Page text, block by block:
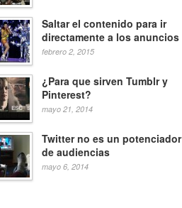
Saltar el contenido para ir
directamente a los anuncios
febrero 2, 2015
¿Para que sirven Tumblr y
Pinterest?
mayo 21, 2014
Twitter no es un potenciador
de audiencias
mayo 6, 2014